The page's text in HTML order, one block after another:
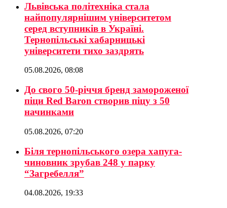
Львівська політехніка стала
найпопулярнішим університетом
серед вступників в Україні.
Тернопільські хабарницькі
університети тихо заздрять
05.08.2026, 08:08
До свого 50-річчя бренд замороженої
піци Red Baron створив піцу з 50
начинками
05.08.2026, 07:20
Біля тернопільського озера хапуга-
чиновник зрубав 248 у парку
“Загребелля”
04.08.2026, 19:33